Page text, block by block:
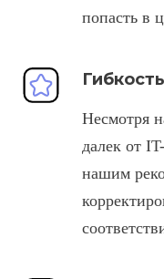
попасть в
Несмотря
далек от
нашим